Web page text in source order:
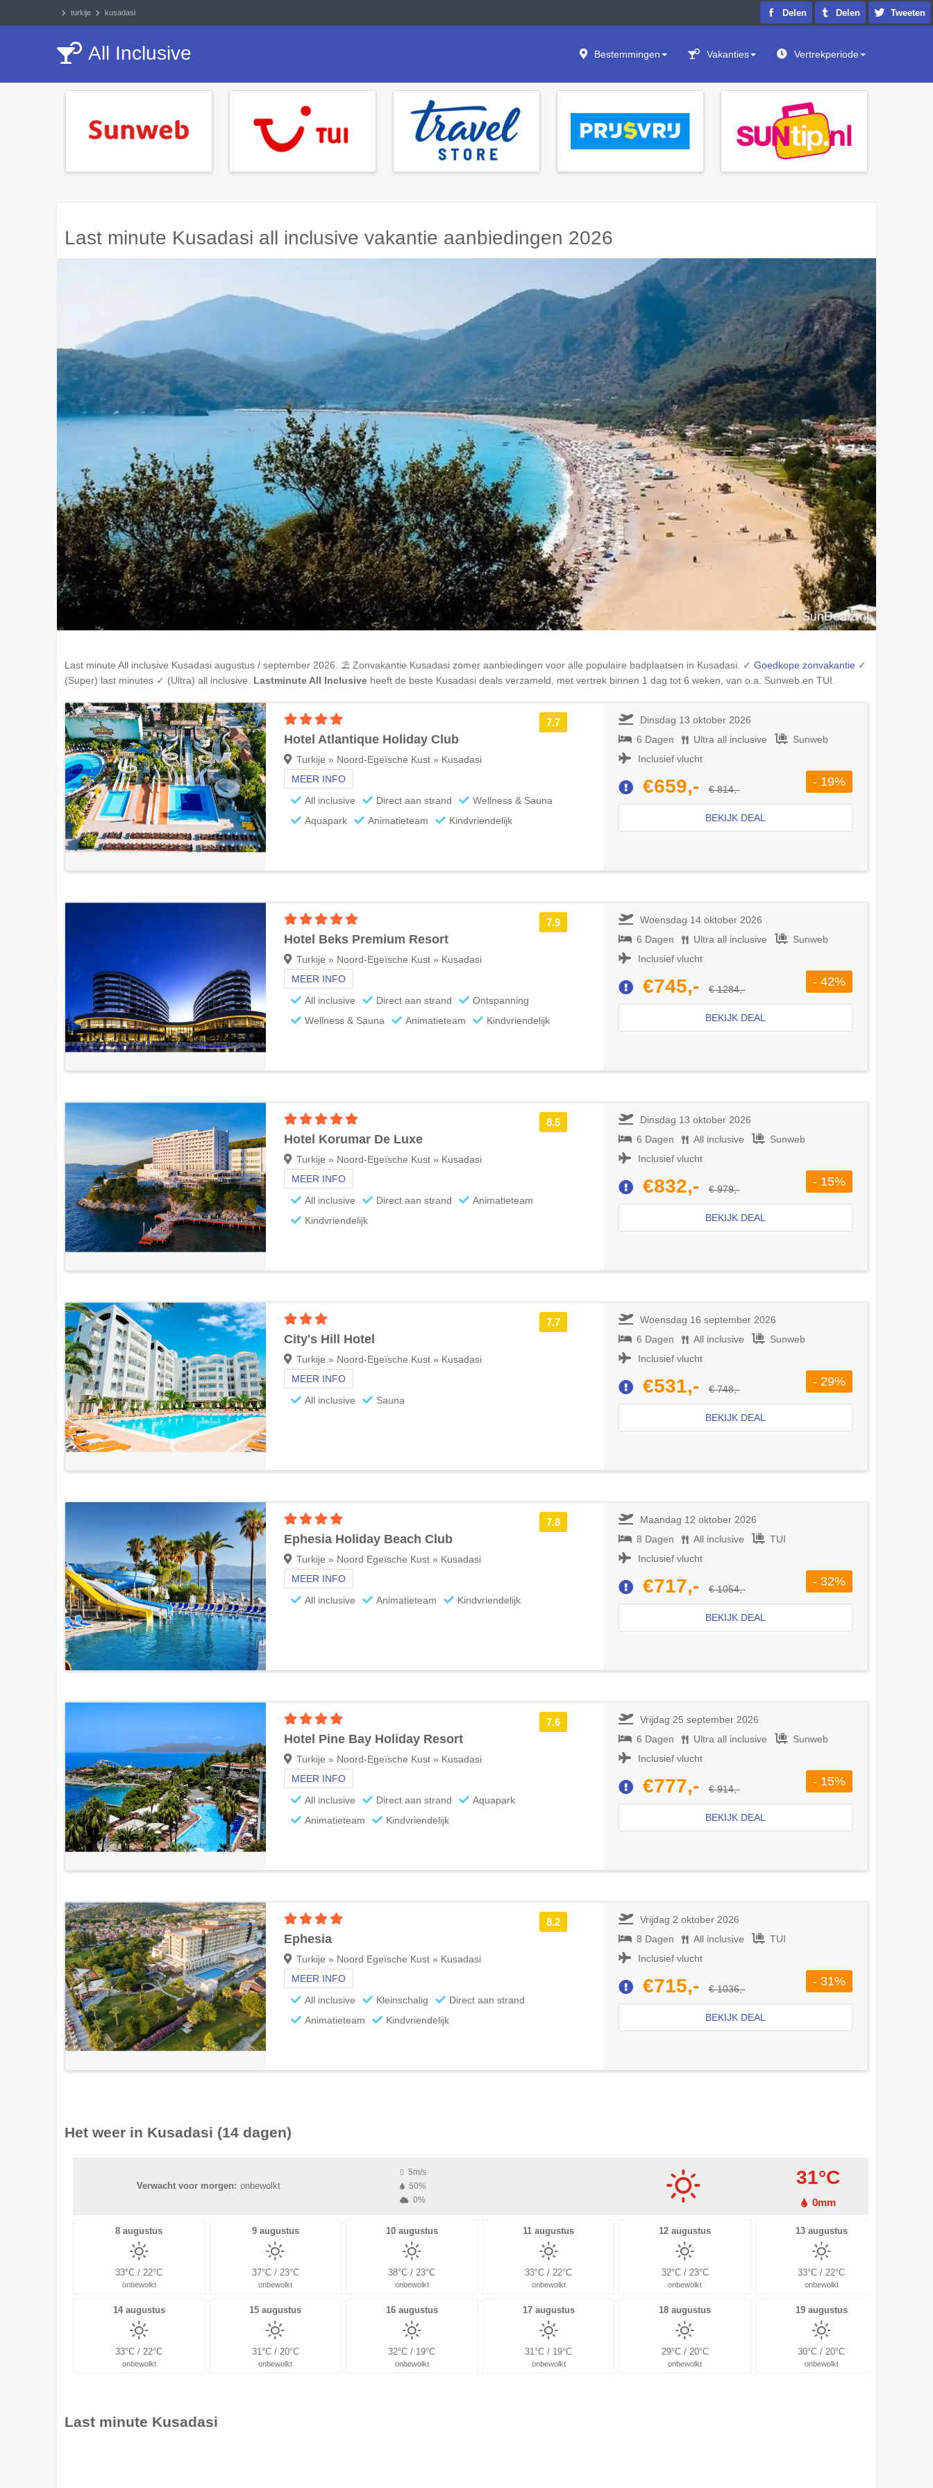
turkije kusadasi
All Inclusive Bestemmingen Vakanties Vertrekperiode
Last minute Kusadasi all inclusive vakantie aanbiedingen 2026
Delen Delen Tweeten
Last minute All inclusive Kusadasi augustus / september 2026. ⛱️ Zonvakantie Kusadasi zomer aanbiedingen voor alle populaire badplaatsen in Kusadasi . ✓ Goedkope zonvakantie ✓
(Super) last minutes ✓ (Ultra) all inclusive. Lastminute All Inclusive heeft de beste Kusadasi deals verzameld, met vertrek binnen 1 dag tot 6 weken, van o.a. Sunweb en TUI.
7.7
Hotel Atlantique Holiday Club
Turkije » Noord-Egeïsche Kust » Kusadasi
MEER INFO
All inclusive
Direct aan strand
Wellness & Sauna
Aquapark
Animatieteam Kindvriendelijk
Dinsdag 13 oktober 2026
6 Dagen
Ultra all inclusive
Sunweb
Inclusief vlucht
€659,- € 814,-
- 19%
BEKIJK DEAL
7.9
Hotel Beks Premium Resort
Turkije » Noord-Egeïsche Kust » Kusadasi
MEER INFO
All inclusive
Direct aan strand
Ontspanning
Wellness & Sauna
Animatieteam Kindvriendelijk
Woensdag 14 oktober 2026
6 Dagen
Ultra all inclusive
Sunweb
Inclusief vlucht
€745,- € 1284,-
- 42%
BEKIJK DEAL
8.5
Hotel Korumar De Luxe
Turkije » Noord-Egeïsche Kust » Kusadasi
MEER INFO
All inclusive
Direct aan strand
Animatieteam
Kindvriendelijk
Dinsdag 13 oktober 2026
6 Dagen
All inclusive
Sunweb
Inclusief vlucht
€832,- € 979,-
- 15%
BEKIJK DEAL
7.7
City's Hill Hotel
Turkije » Noord-Egeïsche Kust » Kusadasi
MEER INFO
All inclusive
Sauna
Woensdag 16 september 2026
6 Dagen
All inclusive
Sunweb
Inclusief vlucht
€531,- € 748,-
- 29%
BEKIJK DEAL
7.8
Ephesia Holiday Beach Club
Turkije » Noord Egeïsche Kust » Kusadasi
MEER INFO
All inclusive
Animatieteam Kindvriendelijk
Maandag 12 oktober 2026
8 Dagen
All inclusive
TUI
Inclusief vlucht
€717,- € 1054,-
- 32%
BEKIJK DEAL
7.6
Hotel Pine Bay Holiday Resort
Turkije » Noord-Egeïsche Kust » Kusadasi
MEER INFO
All inclusive
Direct aan strand
Aquapark
Animatieteam
Kindvriendelijk
Vrijdag 25 september 2026
6 Dagen
Ultra all inclusive
Sunweb
Inclusief vlucht
€777,- € 914,-
- 15%
BEKIJK DEAL
8.2
Ephesia
Turkije » Noord Egeïsche Kust » Kusadasi
MEER INFO
All inclusive
Kleinschalig
Direct aan strand
Animatieteam
Kindvriendelijk
Vrijdag 2 oktober 2026
8 Dagen
All inclusive
TUI
Inclusief vlucht
€715,- € 1036,-
- 31%
BEKIJK DEAL
Het weer in Kusadasi (14 dagen)
Verwacht voor morgen: onbewolkt 31°C
0mm
5m/s
50%
0%
8 augustus
33°C / 22°C
onbewolkt
9 augustus
37°C / 23°C
onbewolkt
10 augustus
38°C / 23°C
onbewolkt
11 augustus
33°C / 22°C
onbewolkt
12 augustus
32°C / 23°C
onbewolkt
13 augustus
33°C / 22°C
onbewolkt
14 augustus
33°C / 22°C
onbewolkt
15 augustus
31°C / 20°C
onbewolkt
16 augustus
32°C / 19°C
onbewolkt
17 augustus
31°C / 19°C
onbewolkt
18 augustus
29°C / 20°C
onbewolkt
19 augustus
30°C / 20°C
onbewolkt
Last minute Kusadasi